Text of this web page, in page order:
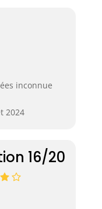
inconnue
2024
16/20